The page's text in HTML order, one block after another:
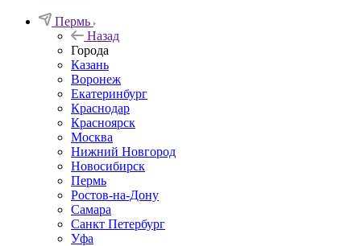
Пермь
Назад
Города
Казань
Воронеж
Екатеринбург
Краснодар
Красноярск
Москва
Нижний Новгород
Новосибирск
Пермь
Ростов-на-Дону
Самара
Санкт Петербург
Уфа